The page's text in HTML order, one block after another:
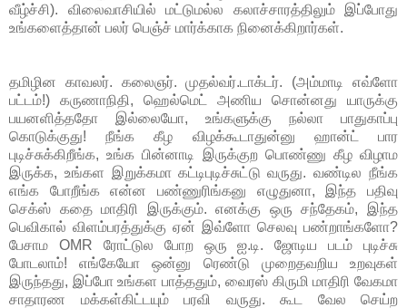
வீழ்ச்சி). விலைவாசியில் மட்டுமல்ல கலாச்சாரத்திலும் இப்போது
உங்களைத்தான் பலர் பெஞ்ச் மார்க்காக நினைக்கிறார்கள்.
தமிழின காவலர். கலைஞர். முதல்வர்.டாக்டர். (அம்மாடி எவ்ளோ
பட்டம்!) கருணாநிதி, ஹெல்மெட் அணிய சொன்னது யாருக்கு
பயனளித்ததோ இல்லையோ, உங்களுக்கு நல்லா பாதுகாப்பு
கொடுக்குது! நீங்க கீழ விழக்கூடாதுன்னு ஹான்ட் பார
புடிச்சுக்கிறீங்க, உங்க பின்னாடி இருக்குற பொண்ணு கீழ விழாம
இருக்க, உங்கள இறுக்கமா கட்டிபுடிச்சுட்டு வருது. வண்டில நீங்க
எங்க போறீங்க என்ன பண்ணுரிங்கனு எழுதுனா, இந்த பதிவு
செக்ஸ் கதை மாதிரி இருக்கும். எனக்கு ஒரு சந்தேகம், இந்த
பெவிகால் விளம்பரத்துக்கு ஏன் இவ்ளோ செலவு பண்றாங்களோ?
பேசாம OMR ரோட்டுல போற ஒரு ஐ.டி. ஜோடிய படம் புடிச்சு
போடலாம்! எங்கேயோ ஒன்னு ரெண்டு முறைதவறிய உறவுகள்
இருந்தது, இப்போ உங்கள பாத்ததும், வைரஸ் கிருமி மாதிரி வேகமா
சாதாரண மக்கள்கிட்டயும் பரவி வருது. கூட வேல செய்ற